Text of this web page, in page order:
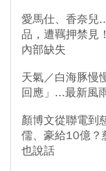
愛馬仕、香奈兒
品，遭羈押禁見
內部缺失
天氣／白海豚慢
回應」...最新風
顏博文從聯電到
儒、豪給10億？
也說話